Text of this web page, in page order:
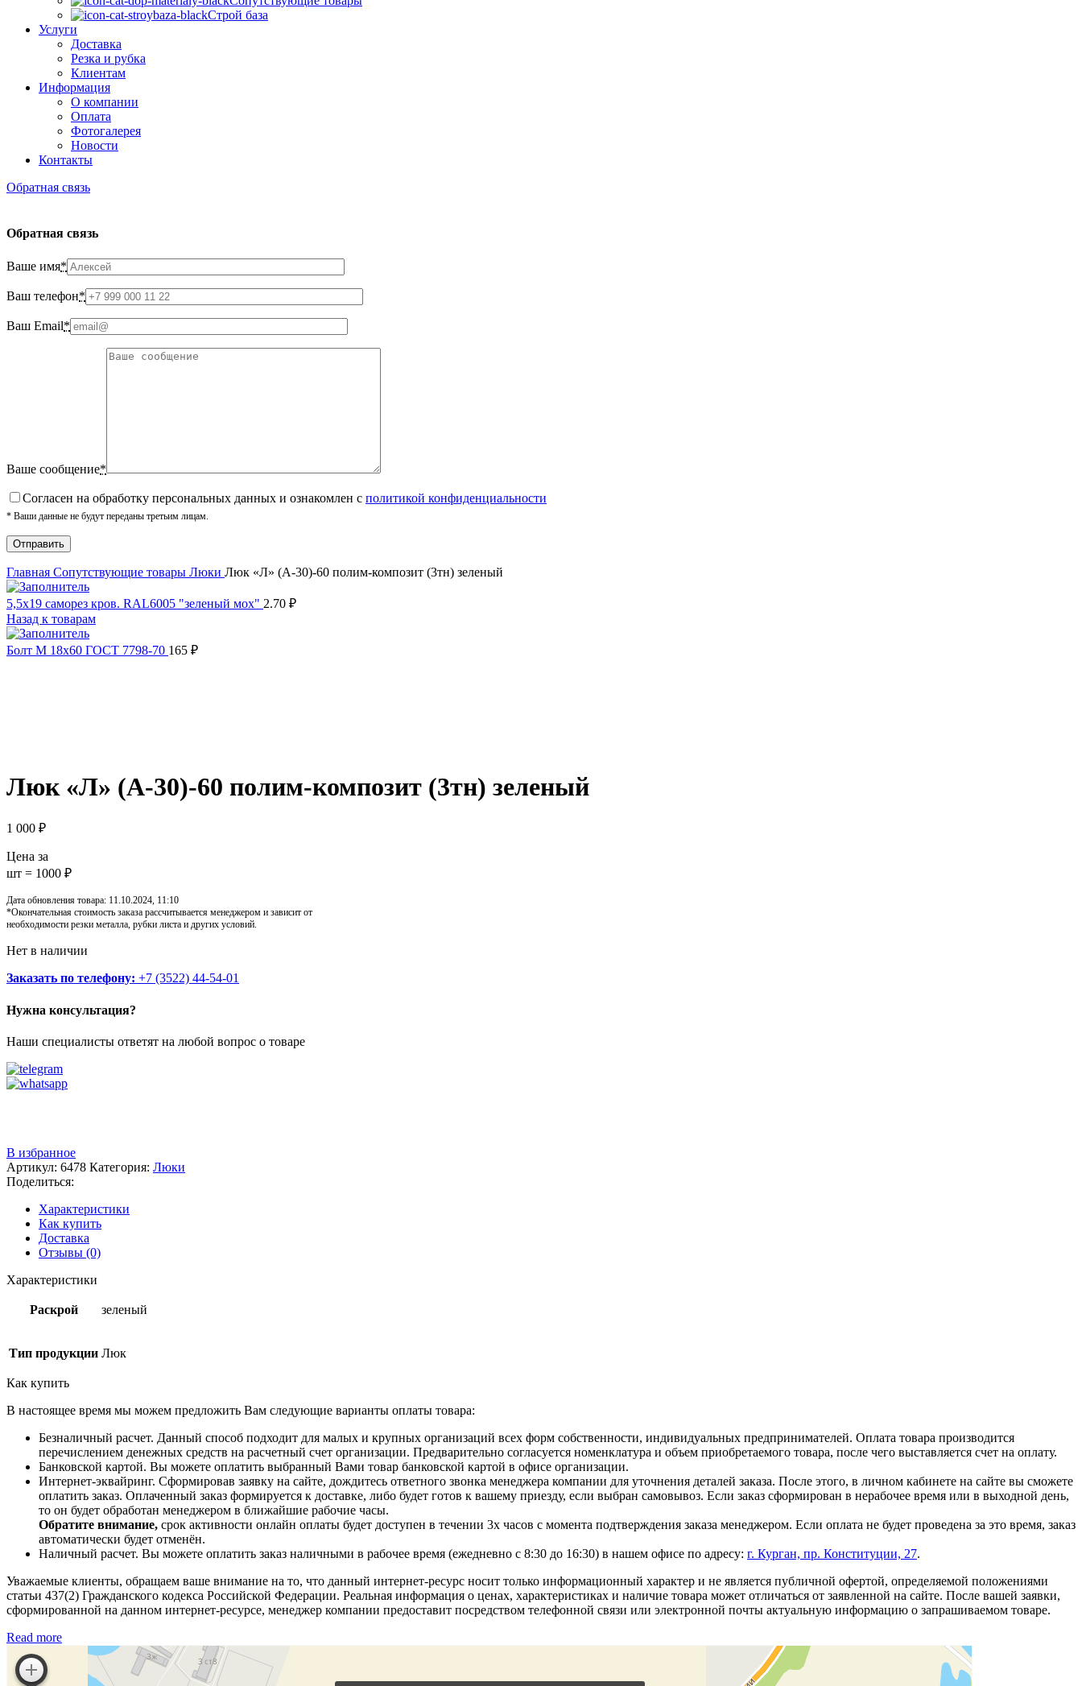
Строй база
Услуги
Доставка
Резка и рубка
Клиентам
Информация
О компании
Оплата
Фотогалерея
Новости
Контакты
Обратная связь
Обратная связь
Ваше имя*
Ваш телефон*
Ваш Email*
Ваше сообщение*
Cогласен на обработку персональных данных и ознакомлен с политикой конфиденциальности
* Ваши данные не будут переданы третьим лицам.
Главная Сопутствующие товары Люки Люк «Л» (А-30)-60 полим-композит (3тн) зеленый
5,5х19 cаморез кров. RAL6005 "зеленый мох" 2.70 ₽
Назад к товарам
Болт М 18х60 ГОСТ 7798-70 165 ₽
Люк «Л» (А-30)-60 полим-композит (3тн) зеленый
1 000 ₽
Цена за
шт = 1000 ₽
Дата обновления товара: 11.10.2024, 11:10
*Окончательная стоимость заказа рассчитывается менеджером и зависит от
необходимости резки металла, рубки листа и других условий.
Нет в наличии
Заказать по телефону: +7 (3522) 44-54-01
Нужна консультация?
Наши специалисты ответят на любой вопрос о товаре
В избранное
Артикул: 6478 Категория: Люки
Поделиться:
Характеристики
Как купить
Доставка
Отзывы (0)
Характеристики
Раскрой зеленый
Тип продукции Люк
Как купить
В настоящее время мы можем предложить Вам следующие варианты оплаты товара:
Безналичный расчет. Данный способ подходит для малых и крупных организаций всех форм собственности, индивидуальных предпринимателей. Оплата товара производится
перечислением денежных средств на расчетный счет организации. Предварительно согласуется номенклатура и объем приобретаемого товара, после чего выставляется счет на оплату.
Банковской картой. Вы можете оплатить выбранный Вами товар банковской картой в офисе организации.
Интернет-эквайринг. Сформировав заявку на сайте, дождитесь ответного звонка менеджера компании для уточнения деталей заказа. После этого, в личном кабинете на сайте вы сможете
оплатить заказ. Оплаченный заказ формируется к доставке, либо будет готов к вашему приезду, если выбран самовывоз. Если заказ сформирован в нерабочее время или в выходной день,
то он будет обработан менеджером в ближайшие рабочие часы.
Обратите внимание, срок активности онлайн оплаты будет доступен в течении 3х часов с момента подтверждения заказа менеджером. Если оплата не будет проведена за это время, заказ
автоматически будет отменён.
Наличный расчет. Вы можете оплатить заказ наличными в рабочее время (ежедневно с 8:30 до 16:30) в нашем офисе по адресу: г. Курган, пр. Конституции, 27.
Уважаемые клиенты, обращаем ваше внимание на то, что данный интернет-ресурс носит только информационный характер и не является публичной офертой, определяемой положениями
статьи 437(2) Гражданского кодекса Российской Федерации. Реальная информация о ценах, характеристиках и наличие товара может отличаться от заявленной на сайте. После вашей заявки,
сформированной на данном интернет-ресурсе, менеджер компании предоставит посредством телефонной связи или электронной почты актуальную информацию о запрашиваемом товаре.
Read more